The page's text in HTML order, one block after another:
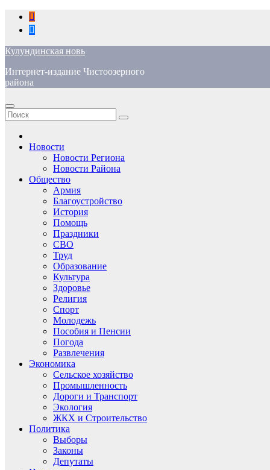
Перейти
содержимому
Кулундинская новь
Интернет-издание Чистоозерного
района
Новости
Новости Региона
Новости Района
Общество
Армия
Благоустройство
История
Помощь
Праздники
СВО
Труд
Образование
Культура
Здоровье
Религия
Спорт
Молодежь
Пособия и Пенсии
Погода
Развлечения
Экономика
Сельское хозяйство
Промышленность
Дороги и Транспорт
Экология
ЖКХ и Строительство
Политика
Выборы
Законы
Депутаты